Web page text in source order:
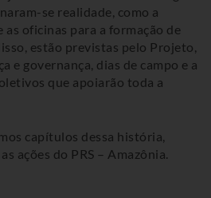
se realidade, como a
oficinas para a formação de
estão previstas pelo Projeto,
e governança, dias de campo e a
que apoiarão toda a
capítulos dessa história,
ações do PRS – Amazônia.